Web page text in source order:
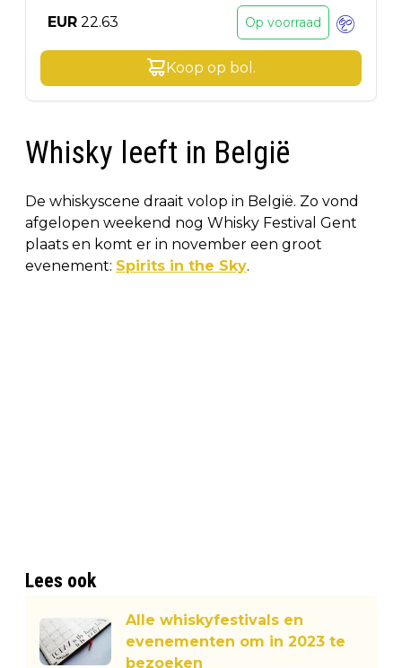
EUR 22.63 Op voorraad
Koop op bol .
Whisky leeft in België
De whiskyscene draait volop in België. Zo vond
afgelopen weekend nog Whisky Festival Gent
plaats en komt er in november een groot
evenement: Spirits in the Sky.
Lees ook
Alle whiskyfestivals en
evenementen om in 2023 te
bezoeken